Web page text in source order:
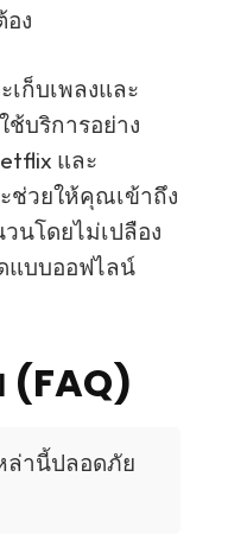
ง
เก็บเพลงและ
ช้บริการอย่าง
และ
ช่วยให้คุณเข้าถึง
นโดยไม่เปลือง
แบบออฟไลน์
(FAQ)
ล่านี้ปลอดภัย